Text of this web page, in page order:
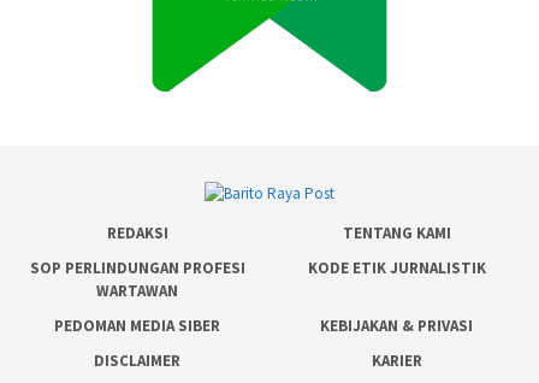
REDAKSI
TENTANG KAMI
SOP PERLINDUNGAN PROFESI
WARTAWAN
KODE ETIK JURNALISTIK
PEDOMAN MEDIA SIBER
KEBIJAKAN & PRIVASI
DISCLAIMER
KARIER